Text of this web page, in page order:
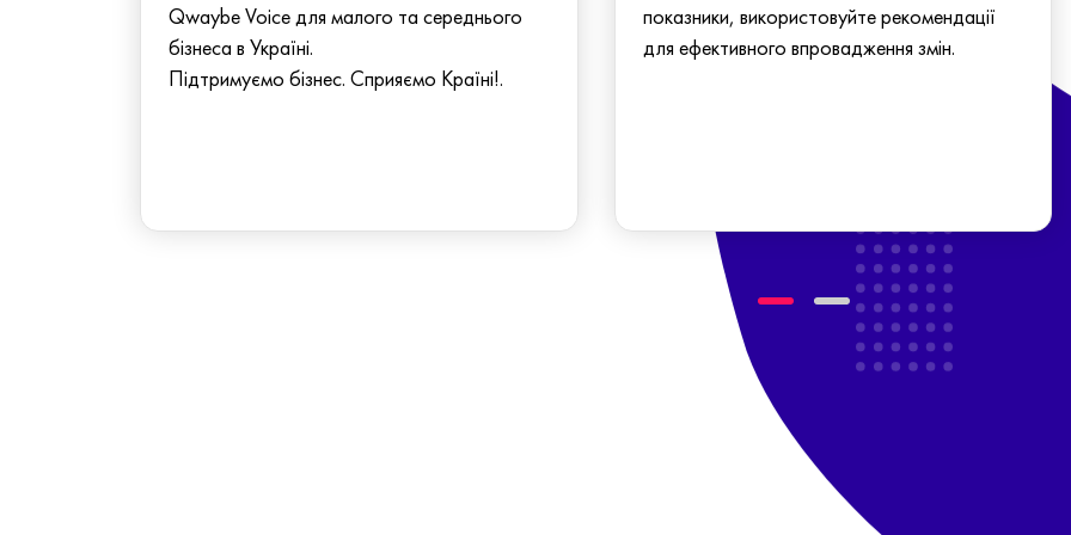
Qwaybe Voice для малого та середнього
бізнеса в Україні.
Підтримуємо бізнес. Сприяємо Країні!.
показники, використовуйте рекомендації
для ефективного впровадження змін.